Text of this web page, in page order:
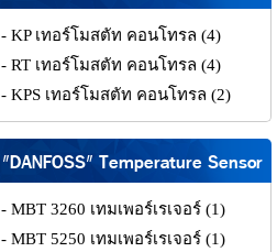
- KP เทอร์โมสตัท คอนโทรล (4)
- RT เทอร์โมสตัท คอนโทรล (4)
- KPS เทอร์โมสตัท คอนโทรล (2)
"DANFOSS" Temperature Sensor
- MBT 3260 เทมเพอร์เรเจอร์ (1)
- MBT 5250 เทมเพอร์เรเจอร์ (1)